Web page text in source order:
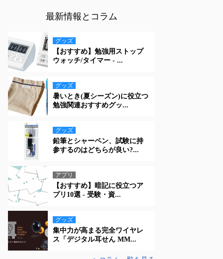
最新情報とコラム
グッズ
【おすすめ】勉強用ストップ
ウォッチ/タイマー - ...
グッズ
暑いとき(夏シーズン)に役立つ
勉強関連おすすめグッ...
グッズ
鉛筆とシャーペン、試験に持
参するのはどちらが良い?...
アプリ
【おすすめ】暗記に役立つア
プリ10選 - 受験・資...
グッズ
集中力が高まる完全ワイヤレ
ス「デジタル耳せん MM...